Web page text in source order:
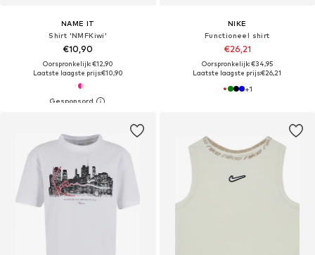
NAME IT
Shirt 'NMFKiwi'
€10,90
Oorspronkelijk: €12,90
Laatste laagste prijs:€10,90
NIKE
Functioneel shirt
€26,21
Oorspronkelijk: €34,95
Laatste laagste prijs:€26,21
+1